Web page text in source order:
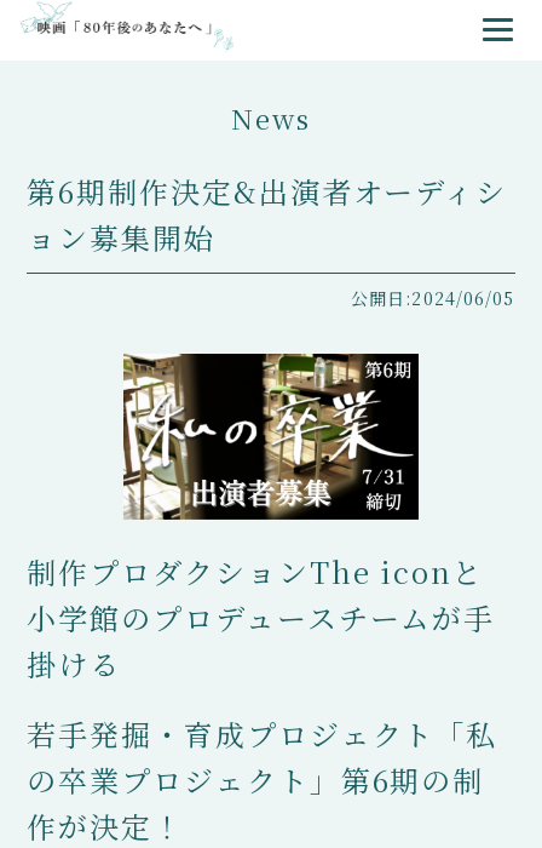
News
第6期制作決定&出演者オーディシ
ョン募集開始
公開日:2024/06/05
制作プロダクションThe iconと
小学館のプロデュースチームが手
掛ける
若手発掘・育成プロジェクト「私
の卒業プロジェクト」第6期の制
作が決定！